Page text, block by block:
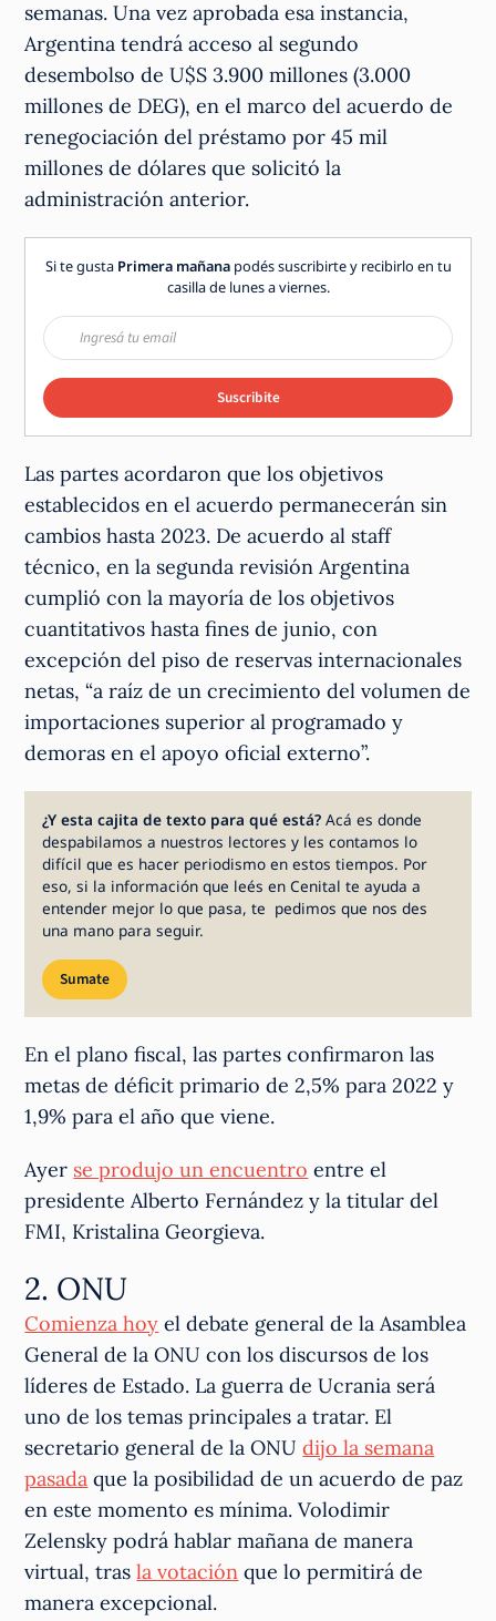
semanas. Una vez aprobada esa instancia,
Argentina tendrá acceso al segundo
desembolso de U$S 3.900 millones (3.000
millones de DEG), en el marco del acuerdo de
renegociación del préstamo por 45 mil
millones de dólares que solicitó la
administración anterior.
Si te gusta Primera mañanapodés suscribirte y recibirlo en tu
casilla de lunes a viernes.
Suscribite
Las partes acordaron que los objetivos
establecidos en el acuerdo permanecerán sin
cambios hasta 2023. De acuerdo al staff
técnico, en la segunda revisión Argentina
cumplió con la mayoría de los objetivos
cuantitativos hasta fines de junio, con
excepción del piso de reservas internacionales
netas, “a raíz de un crecimiento del volumen de
importaciones superior al programado y
demoras en el apoyo oficial externo”.
¿Y esta cajita de texto para qué está?Acá es donde
despabilamos a nuestros lectores y les contamos lo
difícil que es hacer periodismo en estos tiempos. Por
eso, si la información que leés en Cenital te ayuda a
entender mejor lo que pasa, te pedimos que nos des
una mano para seguir.
Sumate
En el plano fiscal, las partes confirmaron las
metas de déficit primario de 2,5% para 2022 y
1,9% para el año que viene.
Ayer se produjo un encuentro entre el
presidente Alberto Fernández y la titular del
FMI, Kristalina Georgieva.
2. ONU
Comienza hoy el debate general de la Asamblea
General de la ONU con los discursos de los
líderes de Estado. La guerra de Ucrania será
uno de los temas principales a tratar. El
secretario general de la ONUdijo la semana
pasada que la posibilidad de un acuerdo de paz
en este momento es mínima. Volodimir
Zelensky podrá hablar mañana de manera
virtual, trasla votación que lo permitirá de
manera excepcional.